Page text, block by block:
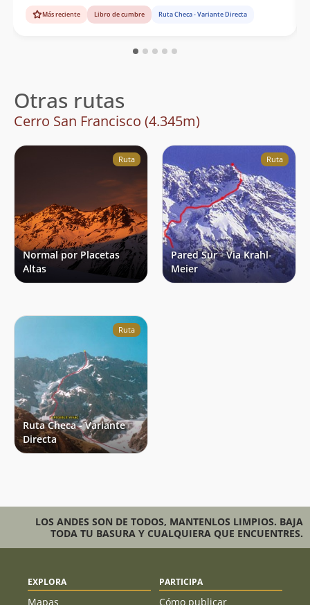
Más reciente Libro de cumbre Ruta Checa - Variante Directa
Otras rutas
Cerro San Francisco (4.345m)
Ruta
Normal por Placetas
Altas
Ruta
Pared Sur - Via Krahl-
Meier
Ruta
Ruta Checa - Variante
Directa
LOS ANDES SON DE TODOS, MANTENLOS LIMPIOS. BAJA
TODA TU BASURA Y CUALQUIERA QUE ENCUENTRES.
EXPLORA
Mapas
PARTICIPA
Cómo publicar